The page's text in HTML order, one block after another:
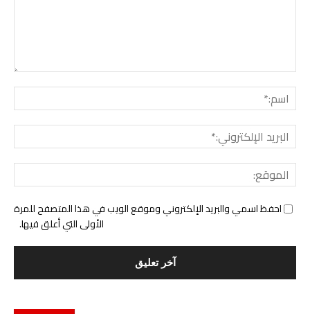
احفظ اسمي والبريد الإلكتروني وموقع الويب في هذا المتصفح للمرة
الأولى التي أعلق فيها.